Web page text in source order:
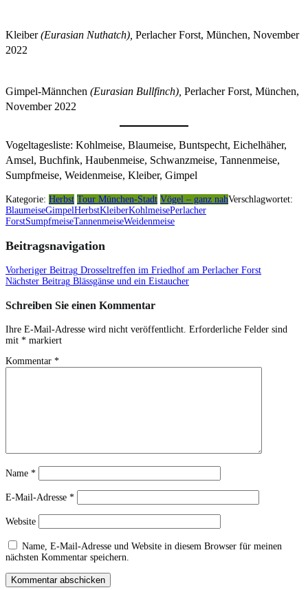
Kleiber(Eurasian Nuthatch), Perlacher Forst, München, November
2022
Gimpel-Männchen (Eurasian Bullfinch), Perlacher Forst, München,
November 2022
Vogeltagesliste: Kohlmeise, Blaumeise, Buntspecht, Eichelhäher,
Amsel, Buchfink, Haubenmeise, Schwanzmeise, Tannenmeise,
Sumpfmeise, Weidenmeise, Kleiber, Gimpel
Kategorie: Herbst Tour München-Stadt Vögel – ganz nahVerschlagwortet:
BlaumeiseGimpelHerbstKleiberKohlmeisePerlacher
ForstSumpfmeiseTannenmeiseWeidenmeise
Beitragsnavigation
Vorheriger Beitrag Drosseltreffen im Friedhof am Perlacher Forst
Nächster Beitrag Blässgänse und ein Eistaucher
Schreiben Sie einen Kommentar
Ihre E-Mail-Adresse wird nicht veröffentlicht. Erforderliche Felder sind
mit * markiert
Kommentar *
Name *
E-Mail-Adresse *
Website
Name, E-Mail-Adresse und Website in diesem Browser für meinen
nächsten Kommentar speichern.
Kommentar abschicken